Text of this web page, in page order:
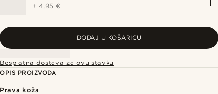
+ 4,95 €
DODAJ U KOŠARICU
Besplatna dostava za ovu stavku
OPIS PROIZVODA
Prava koža